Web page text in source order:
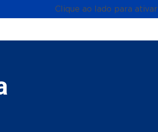
Clique ao lado para ativar